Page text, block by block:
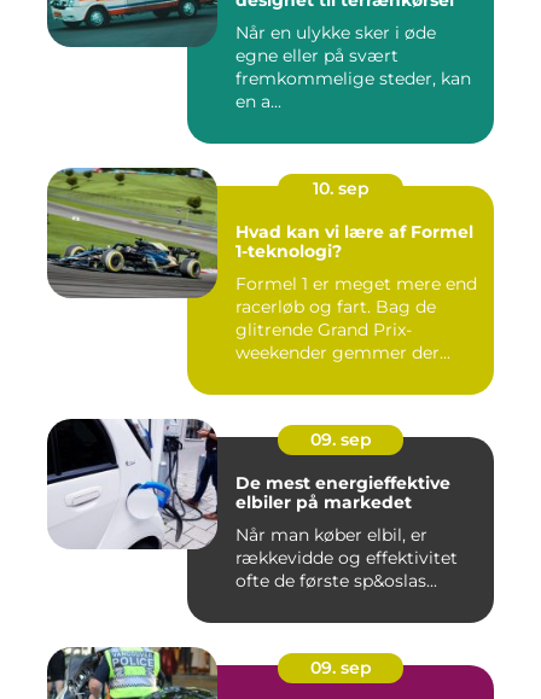
Når en ulykke sker i øde
egne eller på svært
fremkommelige steder, kan
en a...
10. sep
Hvad kan vi lære af Formel
1-teknologi?
Formel 1 er meget mere end
racerløb og fart. Bag de
glitrende Grand Prix-
weekender gemmer der...
09. sep
De mest energieffektive
elbiler på markedet
Når man køber elbil, er
rækkevidde og effektivitet
ofte de første sp&oslas...
09. sep